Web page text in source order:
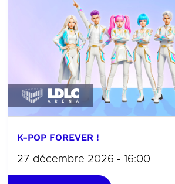
K-POP FOREVER !
27 décembre 2026 - 16:00